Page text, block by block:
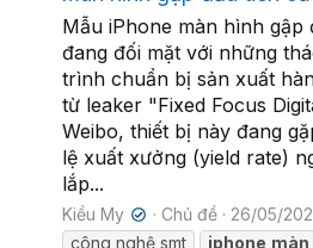
Mẫu iPhone màn hình gập
đang đối mặt với những
trình chuẩn bị sản xuất
từ leaker "Fixed Focus
Weibo, thiết bị này đang
lệ xuất xưởng (yield rate)
lắp...
Kiều My ✔ Chủ đề 26/05/
công nghệ smt
iphone màn